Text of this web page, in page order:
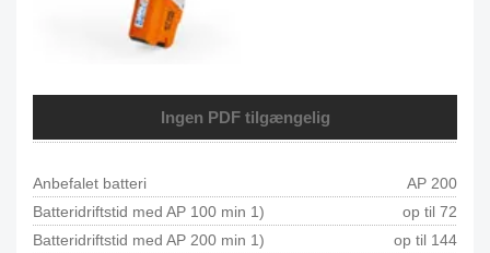
Ingen PDF tilgængelig
Anbefalet batteri
AP 200
Batteridriftstid med AP 100 min 1)
op til 72
Batteridriftstid med AP 200 min 1)
op til 144